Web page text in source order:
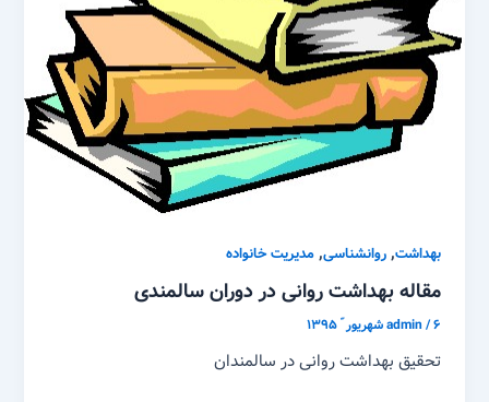
بهداشت,روانشناسی,مدیریت خانواده
مقاله بهداشت روانی در دوران سالمندی
admin/۶ شهریور ّ ۱۳۹۵
تحقیق بهداشت روانی در سالمندان